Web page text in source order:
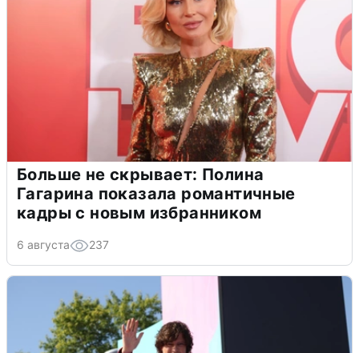
Больше не скрывает: Полина
Гагарина показала романтичные
кадры с новым избранником
6 августа 237